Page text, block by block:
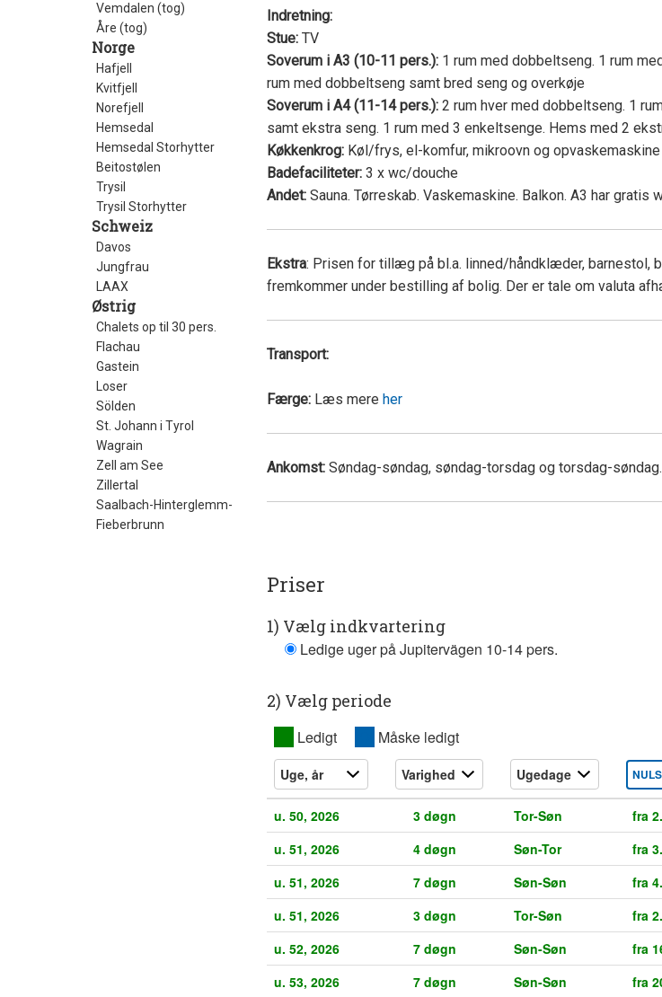
Vemdalen (tog)
Åre (tog)
Norge
Hafjell
Kvitfjell
Norefjell
Hemsedal
Hemsedal Storhytter
Beitostølen
Trysil
Trysil Storhytter
Schweiz
Davos
Jungfrau
LAAX
Østrig
Chalets op til 30 pers.
Flachau
Gastein
Loser
Sölden
St. Johann i Tyrol
Wagrain
Zell am See
Zillertal
Saalbach-Hinterglemm-
Fieberbrunn
Indretning:
Stue: TV
Soverum i A3 (10-11 pers.): 1 rum med dobbeltseng. 1 rum
rum med dobbeltseng samt bred seng og overkøje
Soverum i A4 (11-14 pers.): 2 rum hver med dobbeltseng. 1
samt ekstra seng. 1 rum med 3 enkeltsenge. Hems med 2
Køkkenkrog: Køl/frys, el-komfur, mikroovn og opvaskemaskine
Badefaciliteter: 3 x wc/douche
Andet: Sauna. Tørreskab. Vaskemaskine. Balkon. A3 har gratis
Ekstra: Prisen for tillæg på bl.a. linned/håndklæder, barnestol,
fremkommer under bestilling af bolig. Der er tale om valuta
Transport:
Færge: Læs mere her
Ankomst: Søndag-søndag, søndag-torsdag og torsdag-søndag.
Priser
1) Vælg indkvartering
Ledige uger på Jupitervägen 10-14 pers.
2) Vælg periode
Ledigt Måske ledigt
u. 50, 2026 3 døgn Tor-Søn
fra
u. 51, 2026
4 døgn Søn-Tor
fra
u. 51, 2026
7 døgn Søn-Søn
fra
u. 51, 2026
3 døgn Tor-Søn
fra
u. 52, 2026
7 døgn Søn-Søn
fra
u. 53, 2026
7 døgn Søn-Søn
fra